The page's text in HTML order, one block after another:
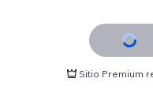
Sitio Premium